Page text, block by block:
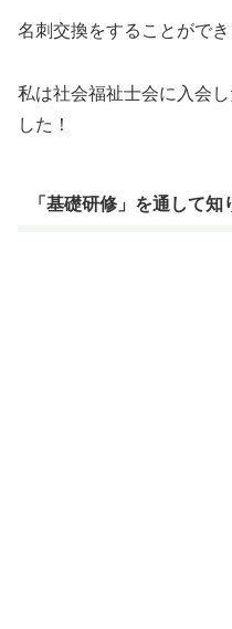
名刺交換をすることができ
私は社会福祉士会に入会
した！
「基礎研修」を通して知